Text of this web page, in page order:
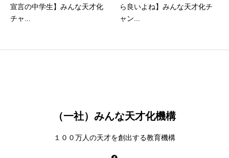
宣言の中学生】みんな天才化
チャ...
ら良いよね】みんな天才化チ
ャン...
（一社）みんな天才化機構
１００万人の天才を創出する教育機構